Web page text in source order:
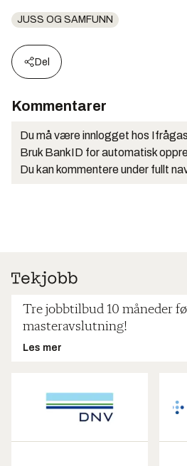
JUSS OG SAMFUNN
Del
Kommentarer
Du må være innlogget hos
Bruk BankID for automatisk
Du kan kommentere under fullt
Tre jobbtilbud 10 måneder
masteravslutning!
Les mer